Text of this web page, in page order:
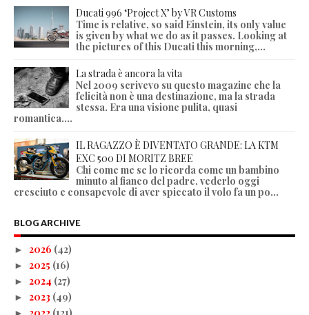
Ducati 996 ‘Project X’ by VR Customs
Time is relative, so said Einstein, its only value
is given by what we do as it passes. Looking at
the pictures of this Ducati this morning,...
La strada è ancora la vita
Nel 2009 scrivevo su questo magazine che la
felicità non è una destinazione, ma la strada
stessa. Era una visione pulita, quasi
romantica....
IL RAGAZZO È DIVENTATO GRANDE: LA KTM
EXC 500 DI MORITZ BREE
Chi come me se lo ricorda come un bambino
minuto al fianco del padre, vederlo oggi
cresciuto e consapevole di aver spiccato il volo fa un po...
BLOG ARCHIVE
► 2026 (42)
► 2025 (16)
► 2024 (27)
► 2023 (49)